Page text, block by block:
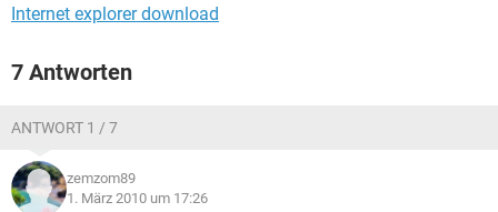
Internet explorer download
7 Antworten
ANTWORT 1 / 7
zemzom89
1. März 2010 um 17:26